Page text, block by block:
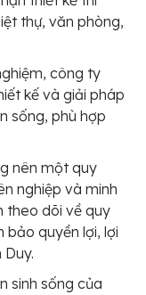
thự, văn phòng,
công ty
kế và giải pháp
sống, phù hợp
nên một quy
nghiệp và minh
theo dõi về quy
bảo quyền lợi, lợi
sinh sống của